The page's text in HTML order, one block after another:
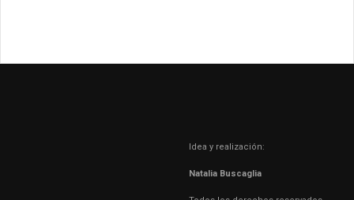
Idea y realización:
Natalia Buscaglia